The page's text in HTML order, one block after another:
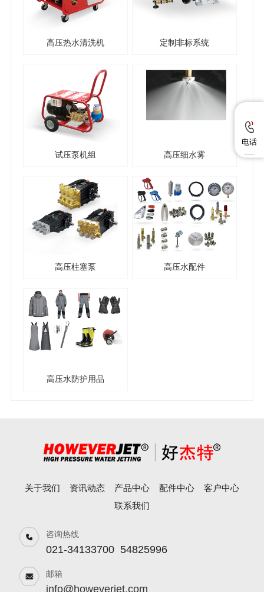
高压热水清洗机 定制非标系统
试压泵机组 高压细水雾
高压柱塞泵 高压水配件
高压水防护用品
关于我们 资讯动态 产品中心 配件中心
客户中心
联系我们
咨询热线
021-34133700 54825996
邮箱
info@howeverjet.com
电话